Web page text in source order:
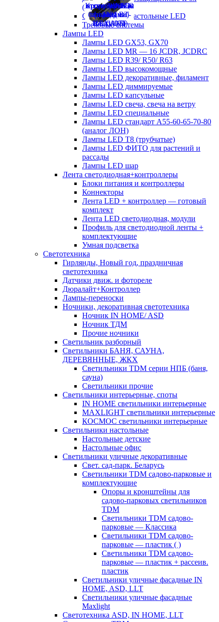
(аналог ЛСП)
Светильники настольные LED
Трековые системы
Лампы LED
Лампы LED GX53, GX70
Лампы LED MR — 16 JCDR, JCDRC
Лампы LED R39/ R50/ R63
Лампы LED высокомощные
Лампы LED декоративные, филамент
Лампы LED диммируемые
Лампы LED капсульные
Лампы LED свеча, свеча на ветру
Лампы LED специальные
Лампы LED стандарт А55-60-65-70-80
(аналог ЛОН)
Лампы LED Т8 (трубчатые)
Лампы LED ФИТО для растений и
рассады
Лампы LED шар
Лента светодиодная+контроллеры
Блоки питания и контроллеры
Коннекторы
Лента LED + контроллер — готовый
комплект
Лента LED светодиодная, модули
Профиль для светодиодной ленты +
комплектующие
Умная подсветка
Светотехника
Гирлянды, Новый год, праздничная
светотехника
Датчики движ. и фотореле
Дюралайт+Контроллер
Лампы-переноски
Ночники, декоративная светотехника
Ночник IN HOME/ ASD
Ночник ТДМ
Прочие ночники
Светильник разборный
Светильники БАНЯ, САУНА,
ДЕРЕВЯННЫЕ, ЖКХ
Светильники TDM серии НПБ (баня,
сауна)
Светильники прочие
Светильники интерьерные, споты
IN HOME светильники интерьерные
MAXLIGHT светильники интерьерные
КОСМОС светильники интерьерные
Светильники настольные
Настольные детские
Настольные офис
Светильники уличные декоративные
Свет. сад-парк. Беларусь
Светильники TDM садово-парковые и
комплектующие
Опоры и кронштейны для
садово-парковых светильников
TDM
Светильники TDM садово-
парковые — Классика
Светильники TDM садово-
парковые — пластик ( )
Светильники TDM садово-
парковые — пластик + рассеив.
пластик
Светильники уличные фасадные IN
HOME, ASD, LLT
Светильники уличные фасадные
Maxlight
Светотехника ASD, IN HOME, LLT